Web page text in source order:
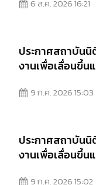
6 ส.ค. 2026 16:21
ประกาศสถาบันนิ
งานเพื่อเลื่อนขึ้
9 ก.ค. 2026 15:03
ประกาศสถาบันนิ
งานเพื่อเลื่อนขึ้น
9 ก.ค. 2026 15:02